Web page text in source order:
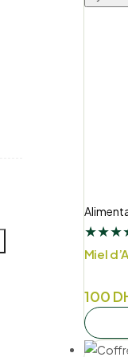
★★★
Miel
100
Plage
de
prix :